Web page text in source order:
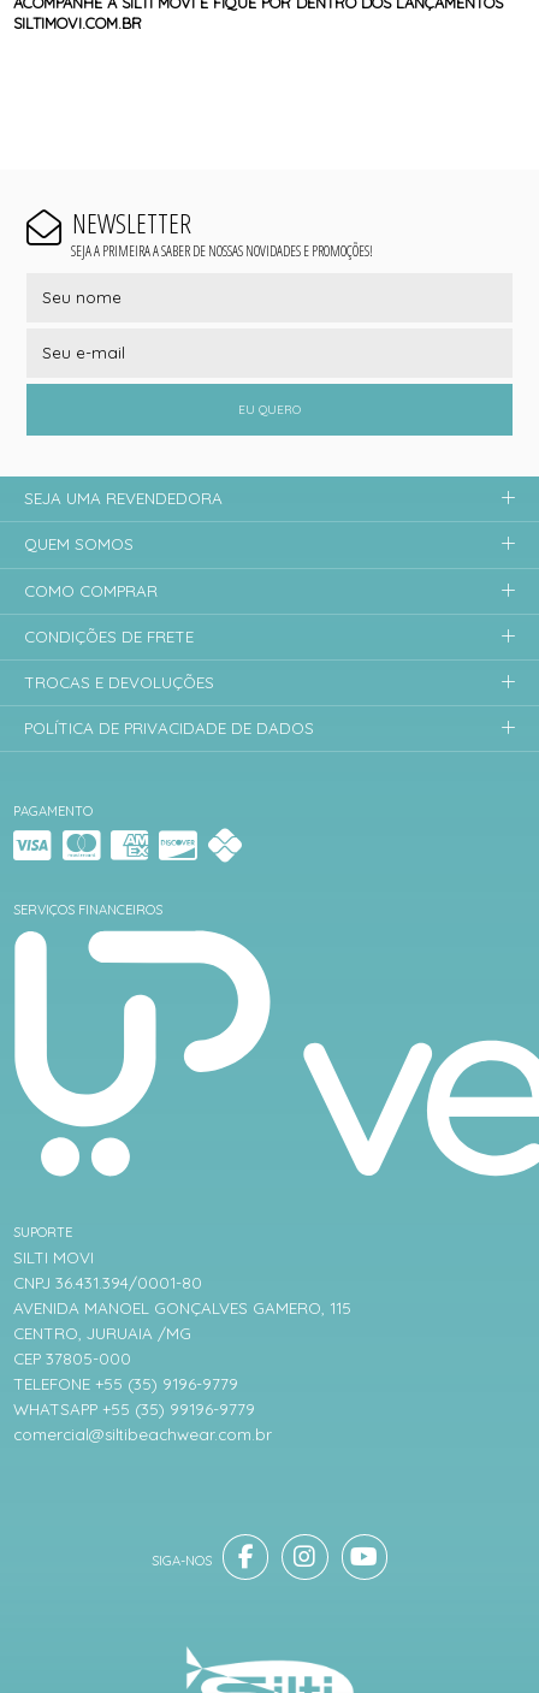
SILTIMOVI.COM.BR
NEWSLETTER
SEJA A PRIMEIRA A SABER DE NOSSAS NOVIDADES E PROMOÇÕES!
EU QUERO
PAGAMENTO
SERVIÇOS FINANCEIROS
SUPORTE
SILTI MOVI
CNPJ 36.431.394/0001-80
AVENIDA MANOEL GONÇALVES GAMERO, 115
CENTRO, JURUAIA /MG
CEP 37805-000
TELEFONE +55 (35) 9196-9779
WHATSAPP +55 (35) 99196-9779
comercial@siltibeachwear.com.br
SEJA UMA REVENDEDORA
QUEM SOMOS
COMO COMPRAR
CONDIÇÕES DE FRETE
TROCAS E DEVOLUÇÕES
POLÍTICA DE PRIVACIDADE DE DADOS